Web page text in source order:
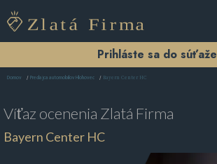
Prihláste sa do súťaže
Domov Predajca automobilov Hlohovec Bayern Center HC
Víťaz ocenenia Zlatá Firma
Bayern Center HC